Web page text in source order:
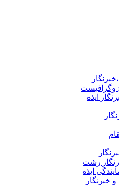
وگرافیست
ایذه
رشت
ایذه
خبرنگار